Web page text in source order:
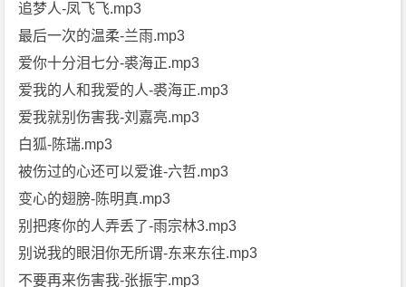
追梦人-凤飞飞.mp3
最后一次的温柔-兰雨.mp3
爱你十分泪七分-裘海正.mp3
爱我的人和我爱的人-裘海正.mp3
爱我就别伤害我-刘嘉亮.mp3
白狐-陈瑞.mp3
被伤过的心还可以爱谁-六哲.mp3
变心的翅膀-陈明真.mp3
别把疼你的人弄丢了-雨宗林3.mp3
别说我的眼泪你无所谓-东来东往.mp3
不要再来伤害我-张振宇.mp3